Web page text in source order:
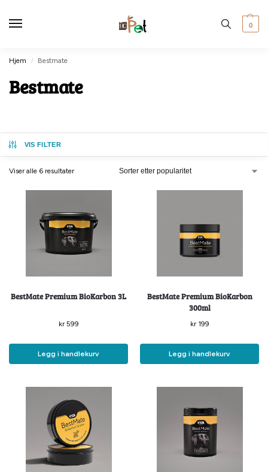
0
Hjem / Bestmate
Bestmate
VIS FILTER
Viser alle 6 resultater
BestMate Premium BioKarbon 3L
kr599
Legg i handlekurv
BestMate Premium BioKarbon
300ml
kr199
Legg i handlekurv